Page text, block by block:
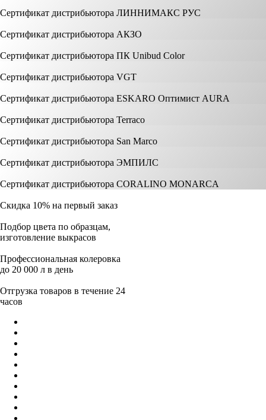
Сертификат дистрибьютора ЛИННИМАКС РУС
Сертификат дистрибьютора АКЗО
Сертификат дистрибьютора ПК Unibud Color
Сертификат дистрибьютора VGT
Сертификат дистрибьютора ESKARO Оптимист AURA
Сертификат дистрибьютора Terraco
Сертификат дистрибьютора San Marco
Сертификат дистрибьютора ЭМПИЛС
Сертификат дистрибьютора CORALINO MONARCA
Скидка 10% на первый заказ
Подбор цвета по образцам,
изготовление выкрасов
Профессиональная колеровка
до 20 000 л в день
Отгрузка товаров в течение 24
часов